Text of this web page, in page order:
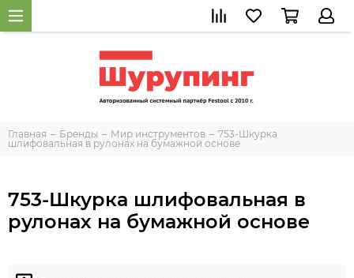
Главная Бренды Мир инструментов
753-Шкурка
шлифовальная в рулонах на бумажной основе
753-Шкурка шлифовальная в
рулонах на бумажной основе